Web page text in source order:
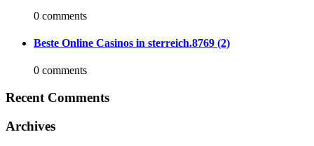
0 comments
Beste Online Casinos in sterreich.8769 (2)
0 comments
Recent Comments
Archives